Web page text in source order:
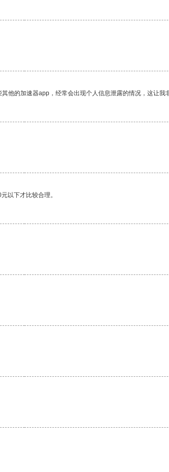
他的加速器app，经常会出现个人信息泄露的情况，这让我
以下才比较合理。